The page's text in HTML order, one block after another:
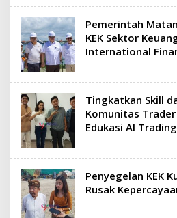
Pemerintah
KEK Sektor
International
Tingkatkan Skill
Komunitas
Edukasi AI Trading
Penyegelan KEK
Rusak